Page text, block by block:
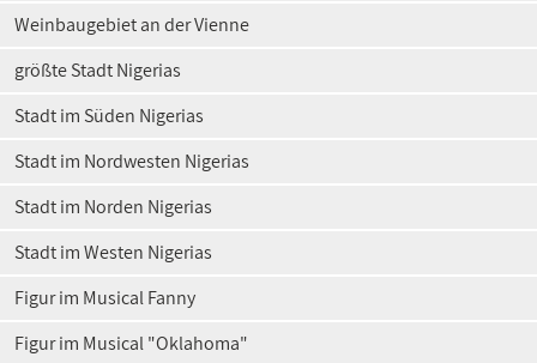
Weinbaugebiet an der Vienne
größte Stadt Nigerias
Stadt im Süden Nigerias
Stadt im Nordwesten Nigerias
Stadt im Norden Nigerias
Stadt im Westen Nigerias
Figur im Musical Fanny
Figur im Musical "Oklahoma"